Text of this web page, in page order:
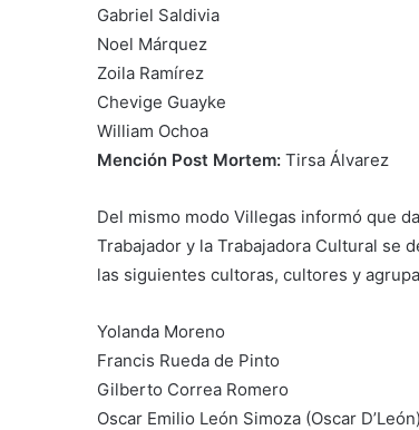
Gabriel Saldivia
Noel Márquez
Zoila Ramírez
Chevige Guayke
William Ochoa
Mención Post Mortem: Tirsa Álvarez
Del mismo modo Villegas informó que
Trabajador y la Trabajadora Cultural se
las siguientes cultoras, cultores y
Yolanda Moreno
Francis Rueda de Pinto
Gilberto Correa Romero
Oscar Emilio León Simoza (Oscar D’León)